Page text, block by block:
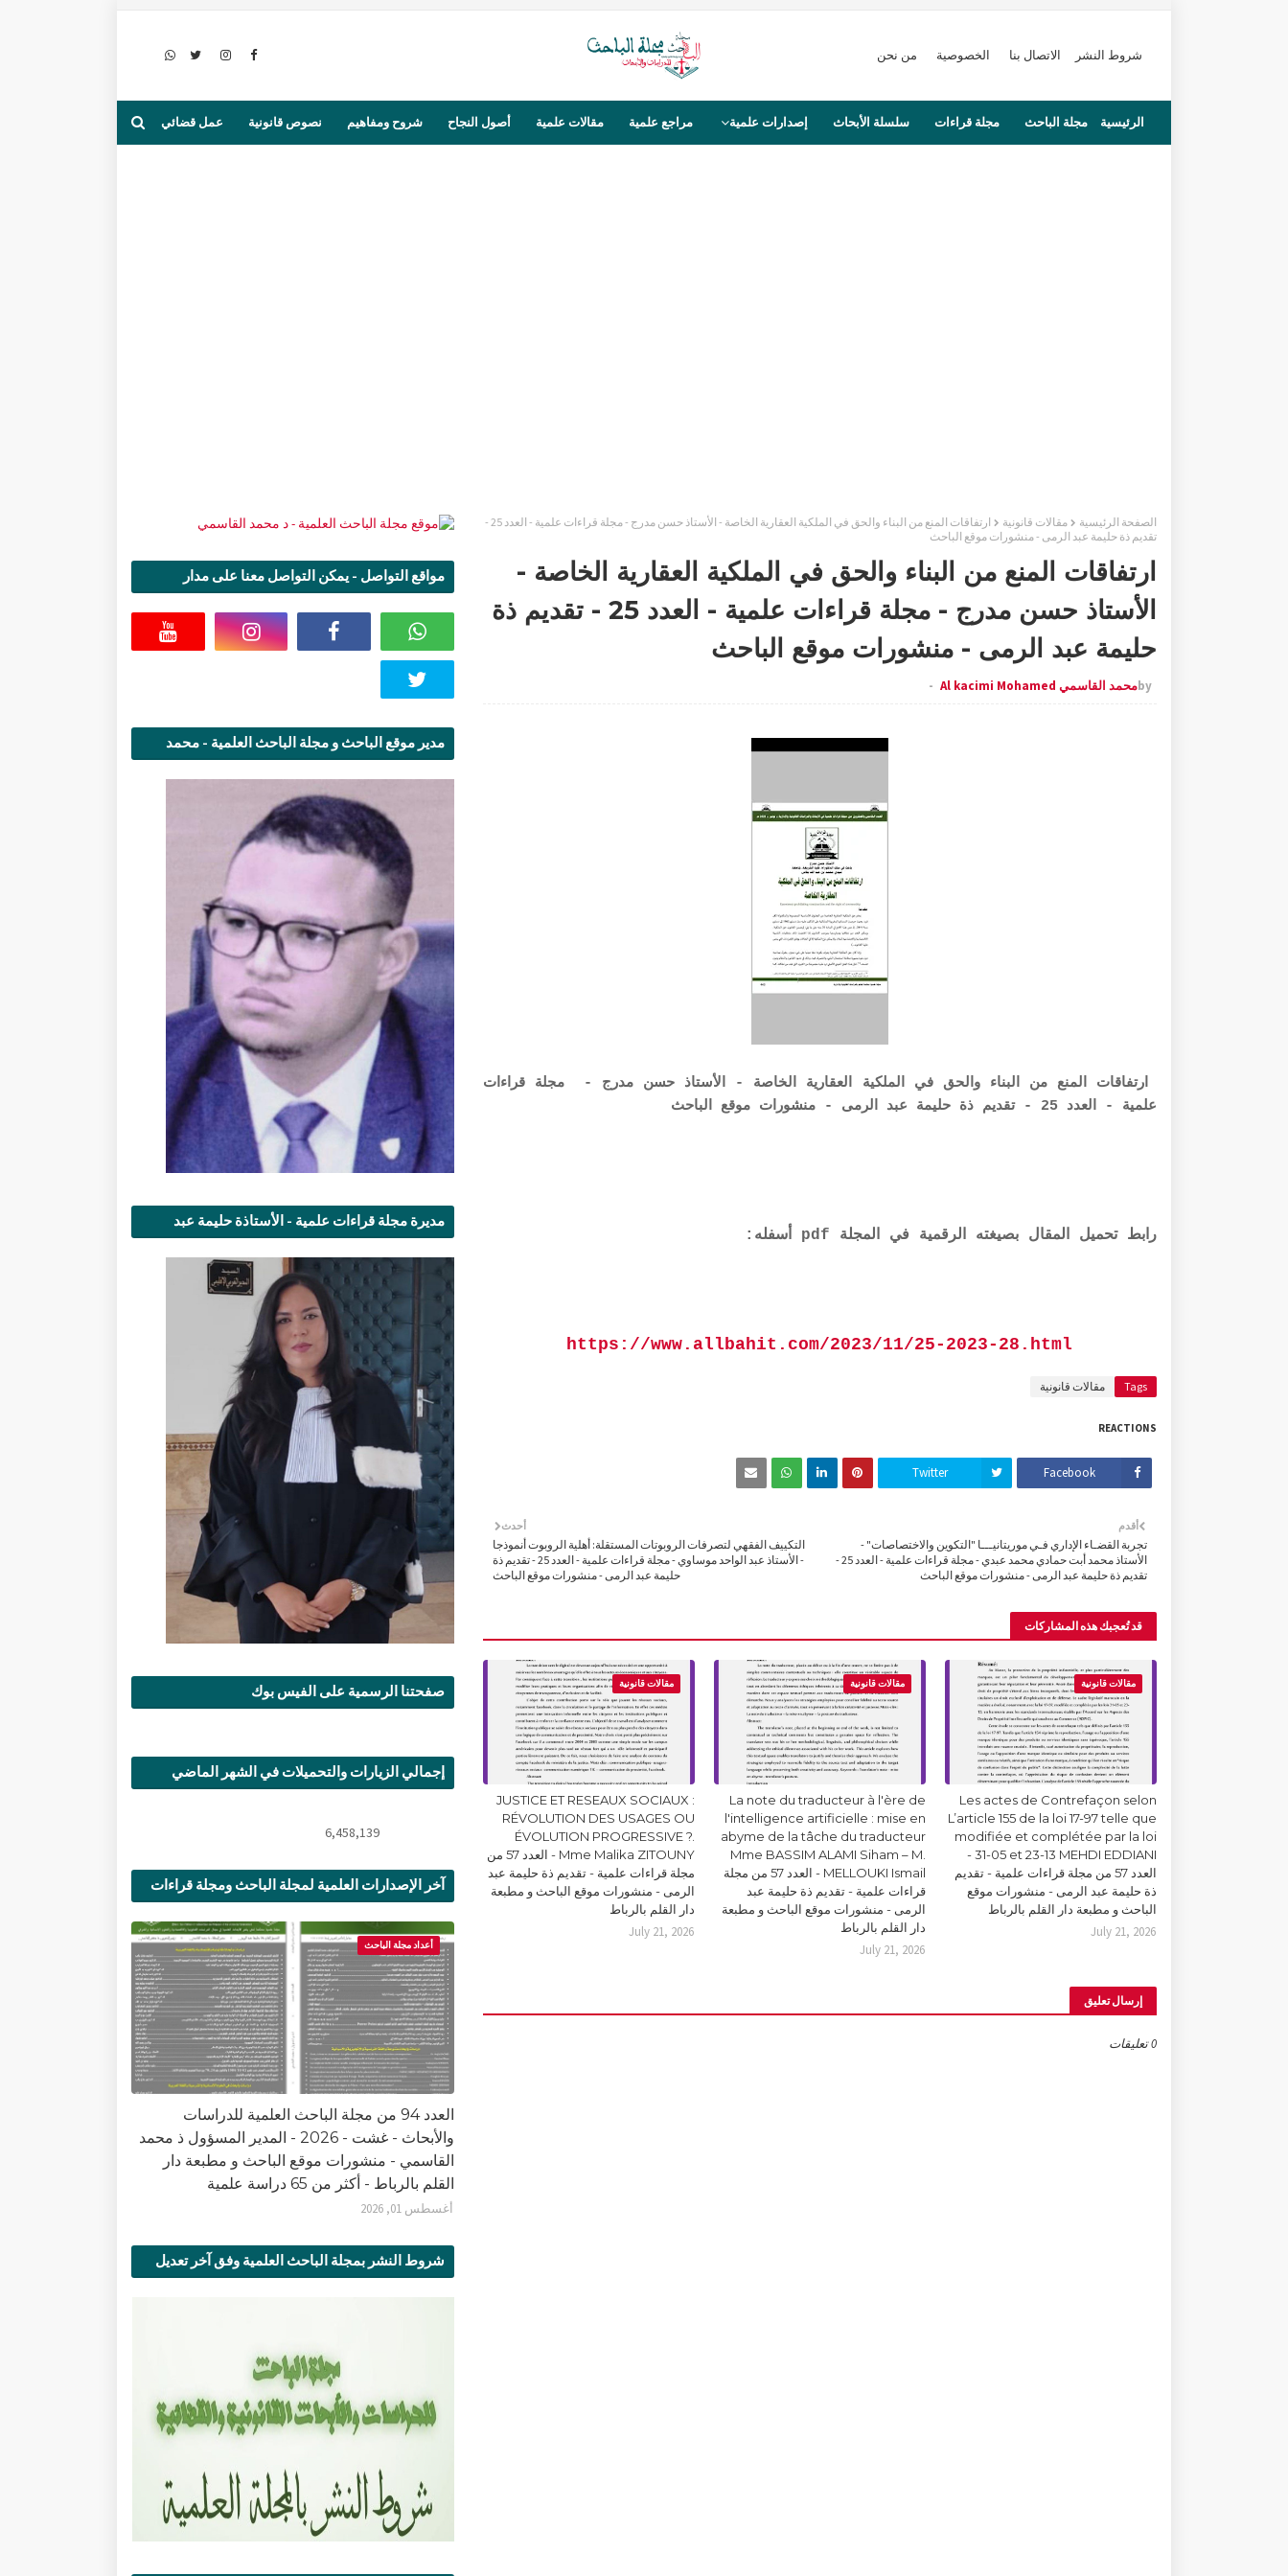
شروط النشر الاتصال بنا الخصوصية من نحن
الرئيسية مجلة الباحث مجلة قراءات سلسلة الأبحاث إصدارات علمية مراجع علمية مقالات علمية أصول النجاح شروح ومفاهيم نصوص قانونية عمل قضائي
الصفحة الرئيسية مقالات قانونية
ارتفاقات المنع من البناء والحق في الملكية العقارية الخاصة - الأستاذ حسن مدرج - مجلة قراءات علمية - العدد 25 -
تقديم ذة حليمة عبد الرمى - منشورات موقع الباحث
ارتفاقات المنع من البناء والحق في الملكية العقارية الخاصة -
الأستاذ حسن مدرج - مجلة قراءات علمية - العدد 25 - تقديم ذة
حليمة عبد الرمى - منشورات موقع الباحث
byمحمد القاسمي Al kacimi Mohamed
ارتفاقات المنع من البناء والحق في الملكية العقارية الخاصة - الأستاذ حسن مدرج - مجلة قراءات
علمية - العدد 25 - تقديم ذة حليمة عبد الرمى - منشورات موقع الباحث
رابط تحميل المقال بصيغته الرقمية في المجلة pdf أسفله:
https://www.allbahit.com/2023/11/25-2023-28.html
Tags مقالات قانونية
REACTIONS
Facebook
Twitter
أحدث
التكييف الفقهي لتصرفات الروبوتات المستقلة: أهلية الروبوت أنموذجا
- الأستاذ عبد الواحد موساوي - مجلة قراءات علمية - العدد 25 - تقديم ذة
حليمة عبد الرمى - منشورات موقع الباحث
أقدم
تجربة القضـاء الإداري فـي موريتانيـــا "التكوين والاختصاصات" -
الأستاذ محمد أبت حمادي محمد عبدي - مجلة قراءات علمية - العدد 25 -
تقديم ذة حليمة عبد الرمى - منشورات موقع الباحث
قد تُعجبك هذه المشاركات
مقالات قانونية
Les actes de Contrefaçon selon
L’article 155 de la loi 17-97 telle que
modifiée et complétée par la loi
31-05 et 23-13 MEHDI EDDIANI -
العدد 57 من مجلة قراءات علمية - تقديم
ذة حليمة عبد الرمى - منشورات موقع
الباحث و مطبعة دار القلم بالرباط
July 21, 2026
مقالات قانونية
La note du traducteur à l'ère de
l'intelligence artificielle : mise en
abyme de la tâche du traducteur
Mme BASSIM ALAMI Siham – M.
MELLOUKI Ismail - العدد 57 من مجلة
قراءات علمية - تقديم ذة حليمة عبد
الرمى - منشورات موقع الباحث و مطبعة
دار القلم بالرباط
July 21, 2026
مقالات قانونية
JUSTICE ET RESEAUX SOCIAUX :
RÉVOLUTION DES USAGES OU
ÉVOLUTION PROGRESSIVE ?.
Mme Malika ZITOUNY - العدد 57 من
مجلة قراءات علمية - تقديم ذة حليمة عبد
الرمى - منشورات موقع الباحث و مطبعة
دار القلم بالرباط
July 21, 2026
إرسال تعليق
0 تعليقات
مواقع التواصل - يمكن التواصل معنا على مدار
مدير موقع الباحث و مجلة الباحث العلمية - محمد
مديرة مجلة قراءات علمية - الأستاذة حليمة عبد
صفحتنا الرسمية على الفيس بوك
إجمالي الزيارات والتحميلات في الشهر الماضي
6,458,139
آخر الإصدارات العلمية لمجلة الباحث ومجلة قراءات
أعداد مجلة الباحث
العدد 94 من مجلة الباحث العلمية للدراسات
والأبحاث - غشت - 2026 - المدير المسؤول ذ محمد
القاسمي - منشورات موقع الباحث و مطبعة دار
القلم بالرباط - أكثر من 65 دراسة علمية
أغسطس 01, 2026
شروط النشر بمجلة الباحث العلمية وفق آخر تعديل